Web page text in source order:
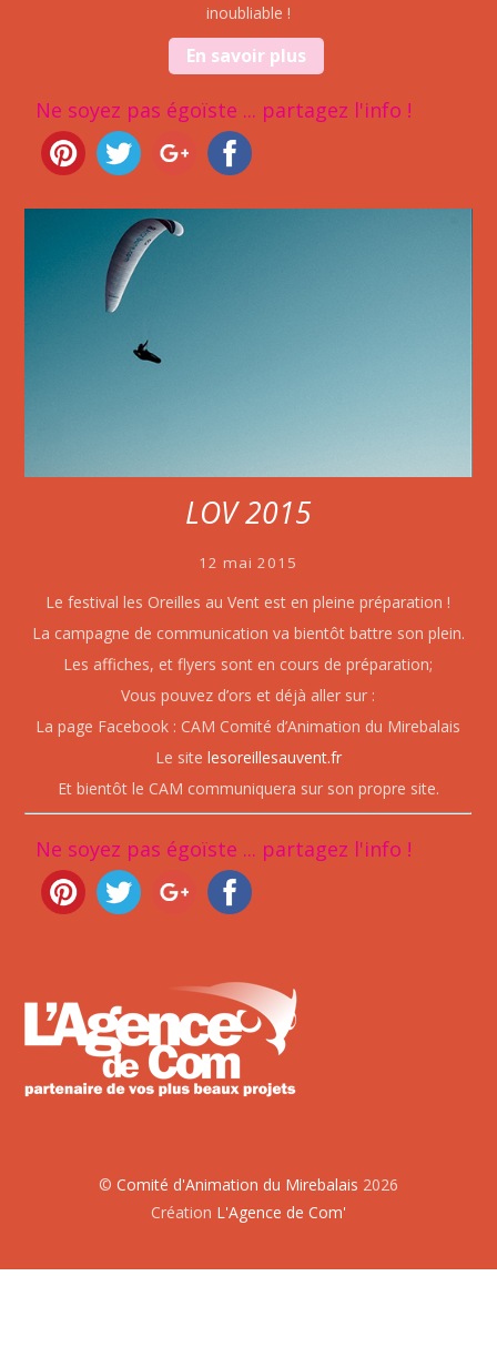
© Comité d'Animation du Mirebalais 2026
Création L'Agence de Com'
inoubliable !
En savoir plus
Ne soyez pas égoïste ... partagez l'info !
LOV 2015
12 mai 2015
Le festival les Oreilles au Vent est en pleine préparation !
La campagne de communication va bientôt battre son plein.
Les affiches, et flyers sont en cours de préparation;
Vous pouvez d’ors et déjà aller sur :
La page Facebook : CAM Comité d’Animation du Mirebalais
Le site lesoreillesauvent.fr
Et bientôt le CAM communiquera sur son propre site.
Ne soyez pas égoïste ... partagez l'info !